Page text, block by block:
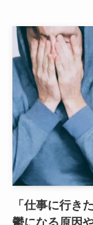
「仕事に行き